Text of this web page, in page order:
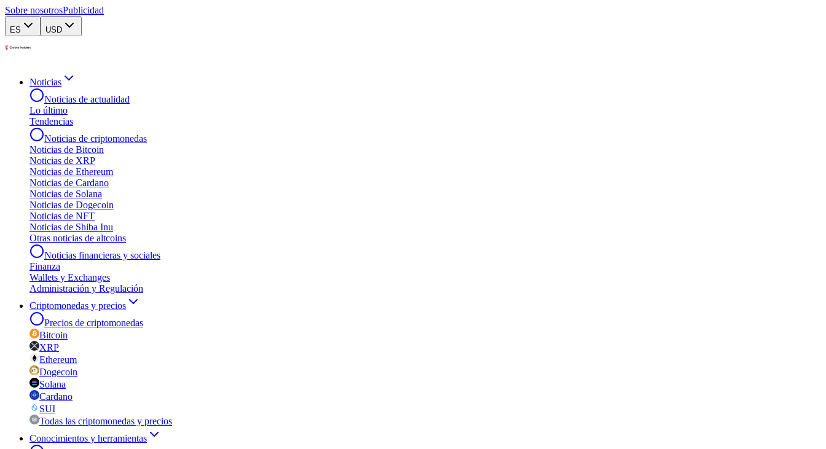
Sobre nosotrosPublicidad
ES USD
Noticias
Noticias de actualidad
Lo último
Tendencias
Noticias de criptomonedas
Noticias de Bitcoin
Noticias de XRP
Noticias de Ethereum
Noticias de Cardano
Noticias de Solana
Noticias de Dogecoin
Noticias de NFT
Noticias de Shiba Inu
Otras noticias de altcoins
Noticias financieras y sociales
Finanza
Wallets y Exchanges
Administración y Regulación
Criptomonedas y precios
Precios de criptomonedas
Bitcoin
XRP
Ethereum
Dogecoin
Solana
Cardano
SUI
Todas las criptomonedas y precios
Conocimientos y herramientas